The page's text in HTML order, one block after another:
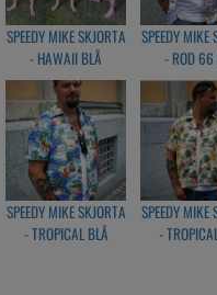
SPEEDY MIKE SKJORTA
- HAWAII BLÅ
SPEEDY MIKE
- ROD 66
SPEEDY MIKE SKJORTA
- TROPICAL BLÅ
SPEEDY MIKE
-